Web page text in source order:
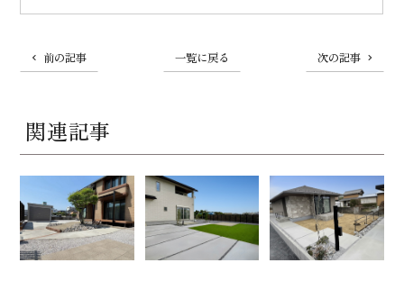
前の記事 一覧に戻る 次の記事
関連記事